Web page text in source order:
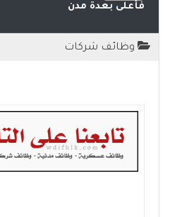
فأعلى بعدة مدن
وظائف شركات